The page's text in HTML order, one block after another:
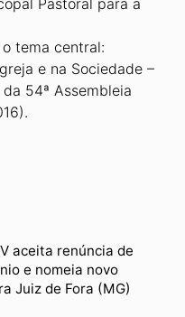
Pastoral para a
tema central:
e na Sociedade –
54ª Assembleia
aceita renúncia de
e nomeia novo
Juiz de Fora (MG)